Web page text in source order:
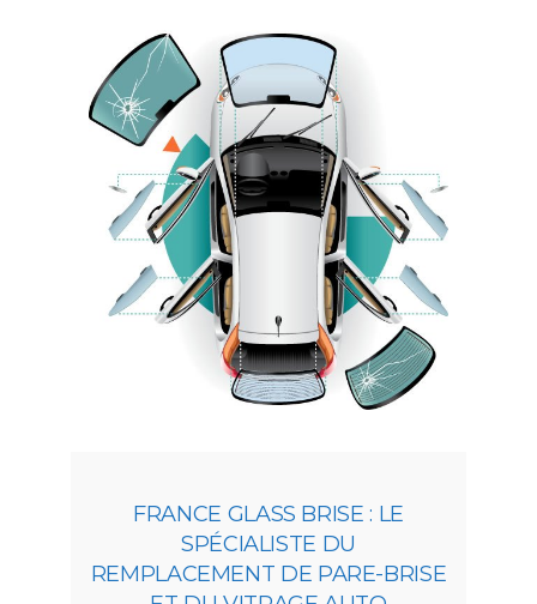
FRANCE GLASS BRISE : LE
SPÉCIALISTE DU
REMPLACEMENT DE PARE-BRISE